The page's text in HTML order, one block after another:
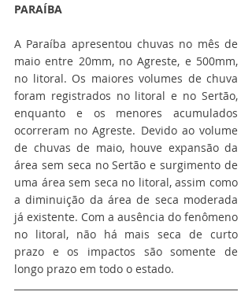
PARAÍBA
A Paraíba apresentou chuvas no mês de
maio entre 20mm, no Agreste, e 500mm,
no litoral. Os maiores volumes de chuva
foram registrados no litoral e no Sertão,
enquanto e os menores acumulados
ocorreram no Agreste. Devido ao volume
de chuvas de maio, houve expansão da
área sem seca no Sertão e surgimento de
uma área sem seca no litoral, assim como
a diminuição da área de seca moderada
já existente. Com a ausência do fenômeno
no litoral, não há mais seca de curto
prazo e os impactos são somente de
longo prazo em todo o estado.